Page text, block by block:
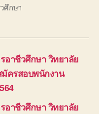
ศึกษา
อาชีวศึกษา วิทยาลัย
มัครสอบพนักงาน
อาชีวศึกษา วิทยาลัย